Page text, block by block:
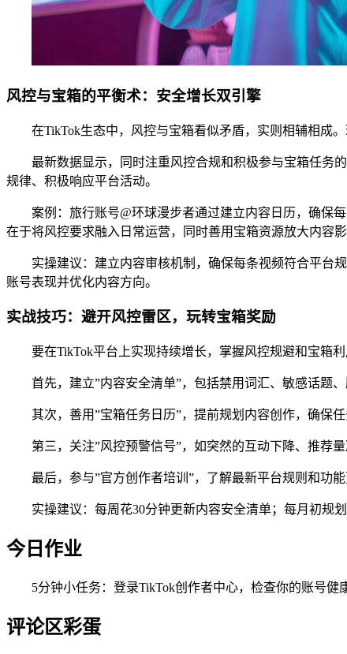
风控与宝箱的平衡术：安全增长双引擎
在TikTok生态中，风控与宝箱看似矛盾，实则相辅相成
最新数据显示，同时注重风控合规和积极参与宝箱任务
规律、积极响应平台活动。
案例：旅行账号@环球漫步者通过建立内容日历，确保
在于将风控要求融入日常运营，同时善用宝箱资源放大内容影
实操建议：建立内容审核机制，确保每条视频符合平台
账号表现并优化内容方向。
实战技巧：避开风控雷区，玩转宝箱奖励
要在TikTok平台上实现持续增长，掌握风控规避和宝箱
首先，建立”内容安全清单”，包括禁用词汇、敏感话题
其次，善用”宝箱任务日历”，提前规划内容创作，确保
第三，关注”风控预警信号”，如突然的互动下降、推荐
最后，参与”官方创作者培训”，了解最新平台规则和功
实操建议：每周花30分钟更新内容安全清单；每月初规
今日作业
5分钟小任务：登录TikTok创作者中心，检查你的账号
评论区彩蛋